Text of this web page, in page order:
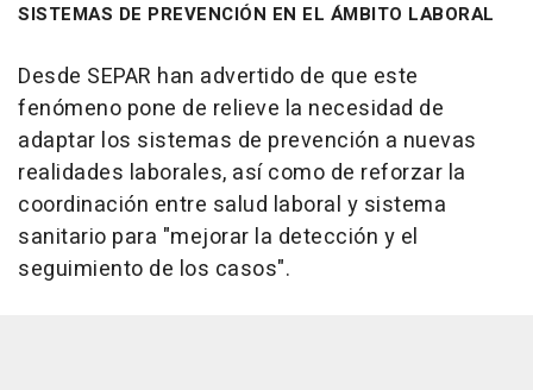
SISTEMAS DE PREVENCIÓN EN EL ÁMBITO LABORAL
Desde SEPAR han advertido de que este
fenómeno pone de relieve la necesidad de
adaptar los sistemas de prevención a nuevas
realidades laborales, así como de reforzar la
coordinación entre salud laboral y sistema
sanitario para "mejorar la detección y el
seguimiento de los casos".